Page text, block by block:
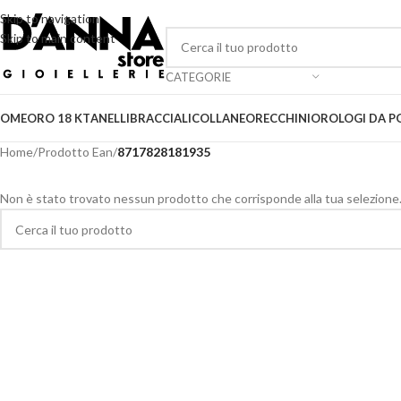
Skip to navigation
Skip to main content
CATEGORIE
ORO 18 KTANELLIBRACCIALICOLLANEORECCHINIOROLOGI DA
Home/Prodotto Ean/8717828181935
Non è stato trovato nessun prodotto che corrisponde alla tua selezione.